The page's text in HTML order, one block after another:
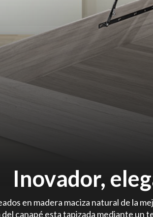
Inovador,
en madera maciza natural de la
del canapé esta tapizada mediante